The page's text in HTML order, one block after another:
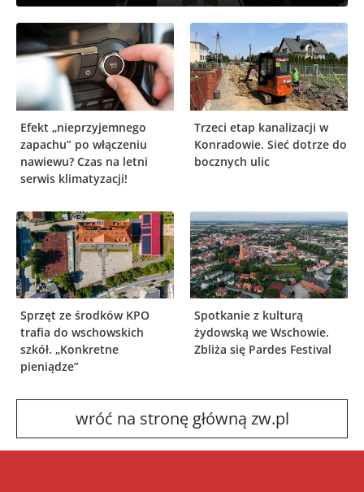
Efekt „nieprzyjemnego
zapachu” po włączeniu
nawiewu? Czas na letni
serwis klimatyzacji!
Trzeci etap kanalizacji w
Konradowie. Sieć dotrze do
bocznych ulic
Sprzęt ze środków KPO
trafia do wschowskich
szkół. „Konkretne
pieniądze”
Spotkanie z kulturą
żydowską we Wschowie.
Zbliża się Pardes Festival
wróć na stronę główną zw.pl